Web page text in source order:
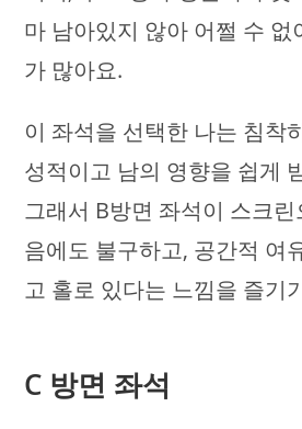
마 남아있지 않아 어쩔 수 없
가 많아요.
이 좌석을 선택한 나는 침착
성적이고 남의 영향을 쉽게
그래서 B방면 좌석이 스크
음에도 불구하고, 공간적 여
고 홀로 있다는 느낌을 즐기
C 방면 좌석